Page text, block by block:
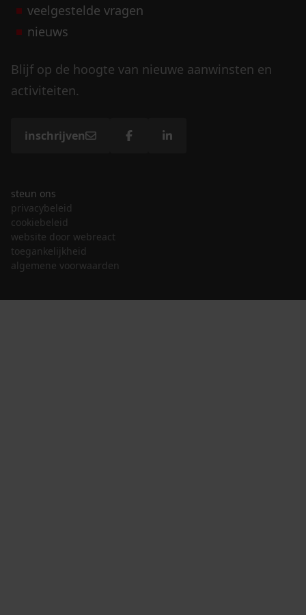
veelgestelde vragen
nieuws
Blijf op de hoogte van nieuwe aanwinsten en
activiteiten.
inschrijven
steun ons
privacybeleid
cookiebeleid
website door webreact
toegankelijkheid
algemene voorwaarden